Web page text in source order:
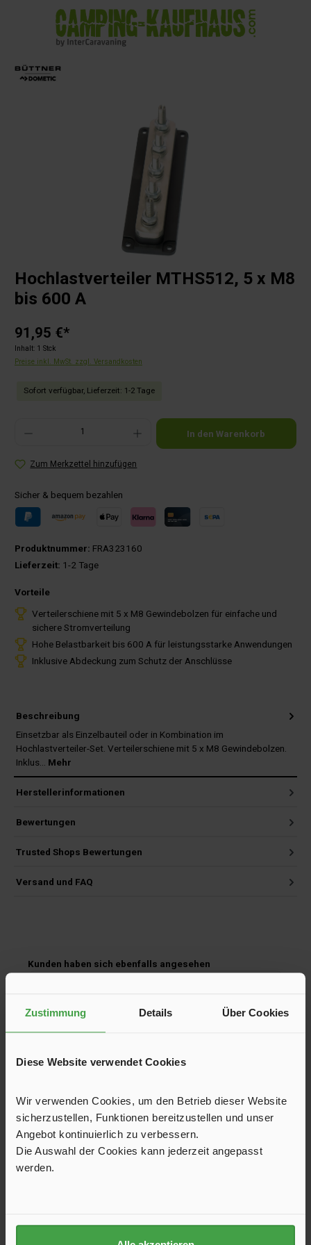
Zustimmung Details Über Cookies
Diese Website verwendet Cookies
Wir verwenden Cookies, um den Betrieb dieser Website
sicherzustellen, Funktionen bereitzustellen und unser
Angebot kontinuierlich zu verbessern.
Die Auswahl der Cookies kann jederzeit angepasst
werden.
springen
Hochlastverteiler MTHS512, 5 x M8
bis 600 A
91,95 €*
Inhalt: 1 Stck
Preise inkl. MwSt. zzgl. Versandkosten
Sofort verfügbar, Lieferzeit: 1-2 Tage
Produkt Anzahl: Gib den gewünschten Wert ein oder benutze die Schaltflächen um die
In den Warenkorb
Zum Merkzettel hinzufügen
Sicher & bequem bezahlen
Produktnummer: FRA323160
Lieferzeit: 1-2 Tage
Vorteile
Verteilerschiene mit 5 x M8 Gewindebolzen für einfache und
sichere Stromverteilung
Hohe Belastbarkeit bis 600 A für leistungsstarke Anwendungen
Inklusive Abdeckung zum Schutz der Anschlüsse
Beschreibung
Einsetzbar als Einzelbauteil oder in Kombination im
Hochlastverteiler-Set. Verteilerschiene mit 5 x M8 Gewindebolzen.
Inklus… Mehr
Herstellerinformationen
Bewertungen
Trusted Shops Bewertungen
Versand und FAQ
Produktgalerie überspringen
Kunden haben sich ebenfalls angesehen
Komplettlösung Wasserhygiene UV-8 steel
Anschlüsse, Befestigungswinkel, Anschlusskabel, Aktivkohle-